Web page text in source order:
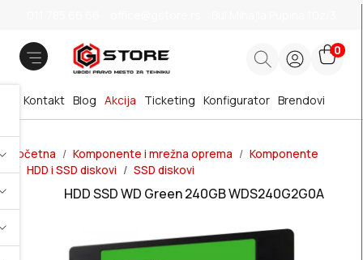
0
Brendovi
Blog Akcija
Kontakt Ticketing Konfigurator
Početna Komponente i mrežna oprema
Komponente
HDD i SSD diskovi
SSD diskovi
HDD SSD WD Green 240GB WDS240G2G0A